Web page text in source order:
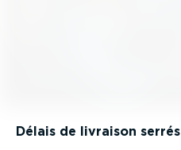
Délais de livraison serrés